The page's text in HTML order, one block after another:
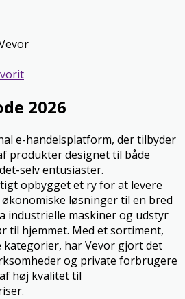
2026
e-handelsplatform, der tilbyder
produkter designet til både
selv entusiaster.
opbygget et ry for at levere
løsninger til en bred
industrielle maskiner og udstyr
hjemmet. Med et sortiment,
har Vevor gjort det
og private forbrugere
høj kvalitet til